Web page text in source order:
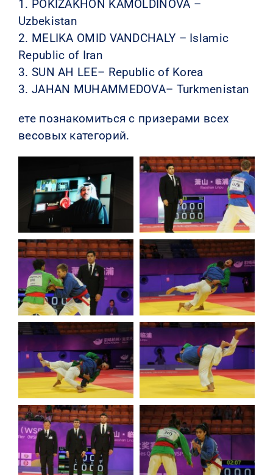
1. POKIZAKHON KAMOLDINOVA –
Uzbekistan
2. MELIKA OMID VANDCHALY – Islamic
Republic of Iran
3. SUN AH LEE– Republic of Korea
3. JAHAN MUHAMMEDOVA– Turkmenistan
ете познакомиться с призерами всех
весовых категорий.